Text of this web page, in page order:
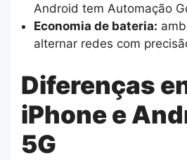
Android tem Automação
Economia de bateria:
alternar redes com
Diferenças
iPhone e
5G